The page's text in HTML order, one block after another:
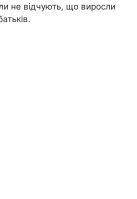
не відчують, що виросли